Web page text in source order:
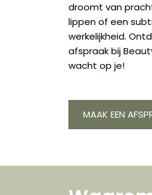
droomt van
lippen of een
werkelijkheid.
afspraak bij
wacht op je!
MAAK EEN